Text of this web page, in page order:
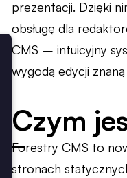
prezentacji. Dzięki
obsługę dla
CMS – intuicyjny
wygodą edycji
Czym
Forestry CMS to
stronach